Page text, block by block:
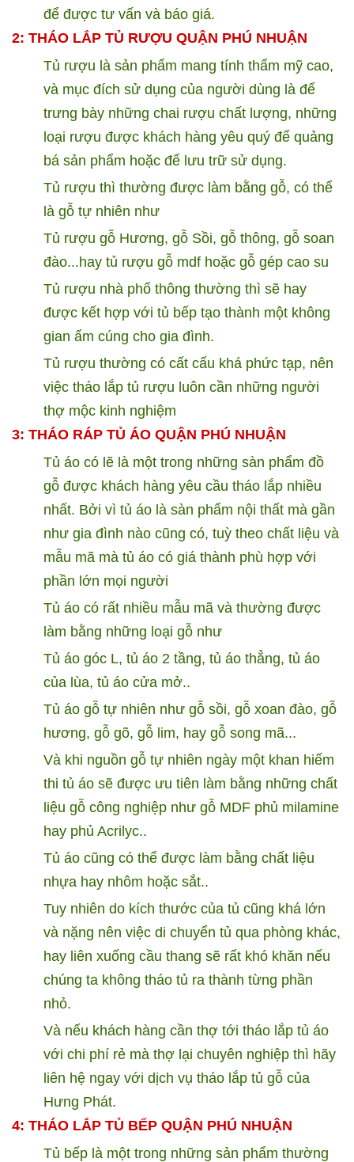
để được tư vấn và báo giá.
2: THÁO LẮP TỦ RƯỢU QUẬN PHÚ NHUẬN
Tủ rượu là sản phẩm mang tính thẩm mỹ cao,
và mục đích sử dụng của người dùng là để
trưng bày những chai rượu chất lượng, những
loại rượu được khách hàng yêu quý để quảng
bá sản phẩm hoặc để lưu trữ sử dụng.
Tủ rượu thì thường được làm bằng gỗ, có thể
là gỗ tự nhiên như
Tủ rượu gỗ Hương, gỗ Sồi, gỗ thông, gỗ soan
đào...hay tủ rượu gỗ mdf hoặc gỗ gép cao su
Tủ rượu nhà phố thông thường thì sẽ hay
được kết hợp với tủ bếp tạo thành một không
gian ấm cúng cho gia đình.
Tủ rượu thường có cất cấu khá phức tạp, nên
việc tháo lắp tủ rượu luôn cần những người
thợ mộc kinh nghiệm
3: THÁO RÁP TỦ ÁO QUẬN PHÚ NHUẬN
Tủ áo có lẽ là một trong những sàn phẩm đồ
gỗ được khách hàng yêu cầu tháo lắp nhiều
nhất. Bởi vì tủ áo là sàn phẩm nội thất mà gần
như gia đình nào cũng có, tuỳ theo chất liệu và
mẫu mã mà tủ áo có giá thành phù hợp với
phần lớn mọi người
Tủ áo có rất nhiều mẫu mã và thường được
làm bằng những loại gỗ như
Tủ áo góc L, tủ áo 2 tầng, tủ áo thẳng, tủ áo
của lùa, tủ áo cửa mở..
Tủ áo gỗ tự nhiên như gỗ sồi, gỗ xoan đào, gỗ
hương, gỗ gõ, gỗ lim, hay gỗ song mã...
Và khi nguồn gỗ tự nhiên ngày một khan hiếm
thi tủ áo sẽ được ưu tiên làm bằng những chất
liệu gỗ công nghiệp như gỗ MDF phủ milamine
hay phủ Acrilyc..
Tủ áo cũng có thể được làm bằng chất liệu
nhựa hay nhôm hoặc sắt..
Tuy nhiên do kích thước của tủ cũng khá lớn
và nặng nên việc di chuyển tủ qua phòng khác,
hay liên xuống cầu thang sẽ rất khó khăn nếu
chúng ta không tháo tủ ra thành từng phần
nhỏ.
Và nếu khách hàng cần thợ tới tháo lắp tủ áo
với chi phí rẻ mà thợ lại chuyên nghiệp thì hãy
liên hệ ngay với dịch vụ tháo lắp tủ gỗ của
Hưng Phát.
4: THÁO LẮP TỦ BẾP QUẬN PHÚ NHUẬN
Tủ bếp là một trong những sản phẩm thường